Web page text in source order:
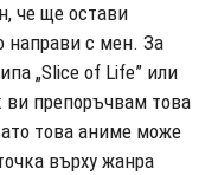
че ще остави
направи с мен. За
„Slice of Life” или
ви препоръчвам това
това аниме може
върху жанра